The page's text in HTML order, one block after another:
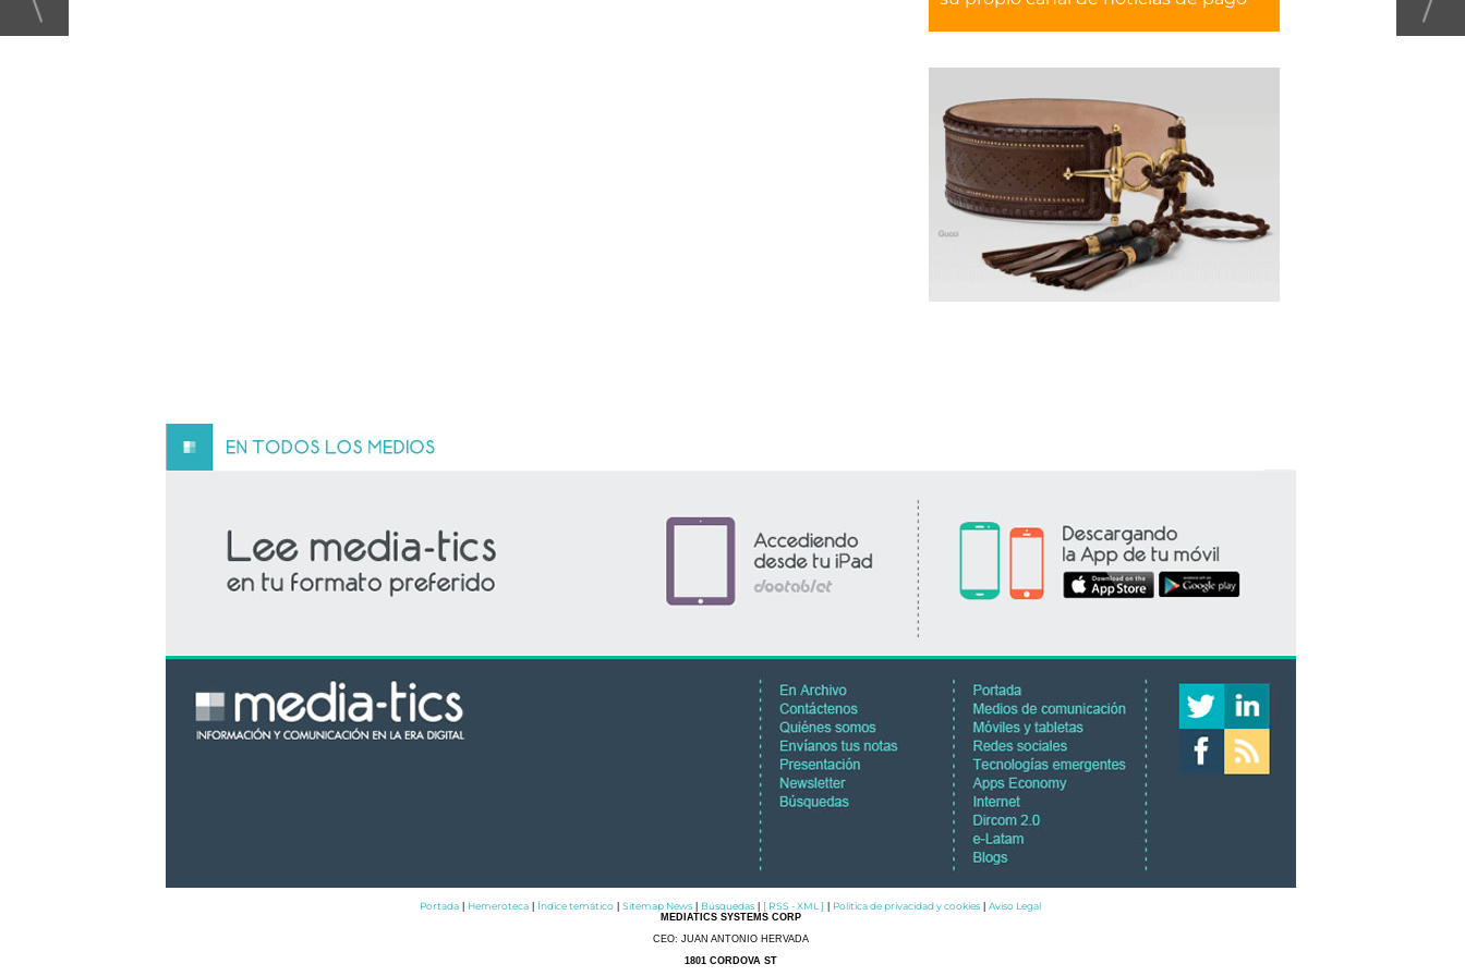
Portada Hemeroteca Índice temático Sitemap News Búsquedas [ RSS - XML ] Política de privacidad y cookies Aviso Legal
MEDIATICS SYSTEMS CORP
CEO: JUAN ANTONIO HERVADA
1801 CORDOVA ST